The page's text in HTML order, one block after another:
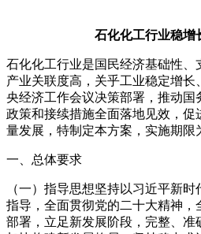
石化化工行业稳增
石化化工行业是国民经济基础性、
产业关联度高，关乎工业稳定增长
央经济工作会议决策部署，推动国
政策和接续措施全面落地见效，
量发展，特制定本方案，实施期限
一、总体要求
（一）指导思想坚持以习近平新
指导，全面贯彻党的二十大精神，
部署，立足新发展阶段，完整、准